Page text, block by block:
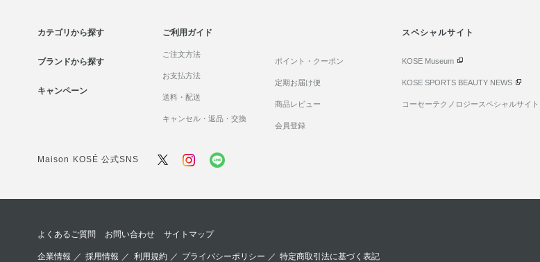
カテゴリから探す
ブランドから探す
キャンペーン
ご利用ガイド
ご注文方法
お支払方法
送料・配送
キャンセル・返品・交換
ポイント・クーポン
定期お届け便
商品レビュー
会員登録
スペシャルサイト
KOSE Museum
KOSE SPORTS BEAUTY NEWS
コーセーテクノロジースペシャルサイト
Maison KOSÉ 公式SNS
よくあるご質問 お問い合わせ サイトマップ
企業情報 ／採用情報 ／ 利用規約／ プライバシーポリシー ／ 特定商取引法に基づく表記